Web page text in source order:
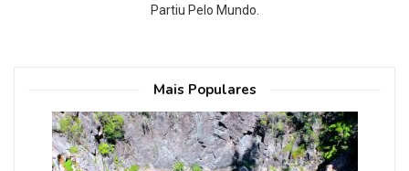
Partiu Pelo Mundo.
Mais Populares